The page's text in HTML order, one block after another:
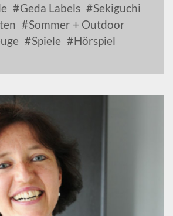
Geda Labels
Sekiguchi
Sommer + Outdoor
Spiele
Hörspiel